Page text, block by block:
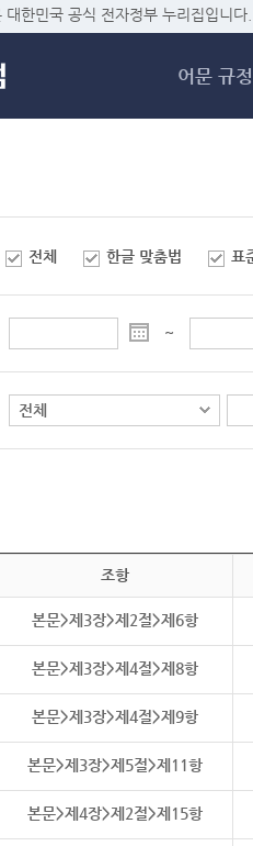
메
대한민국 공식 전자정부 누리집입니다.
어문 규정
전체 한글 맞춤법 표
~
조항
본문>제3장>제2절>제6항
본문>제3장>제4절>제8항
본문>제3장>제4절>제9항
본문>제3장>제5절>제11항
본문>제4장>제2절>제15항